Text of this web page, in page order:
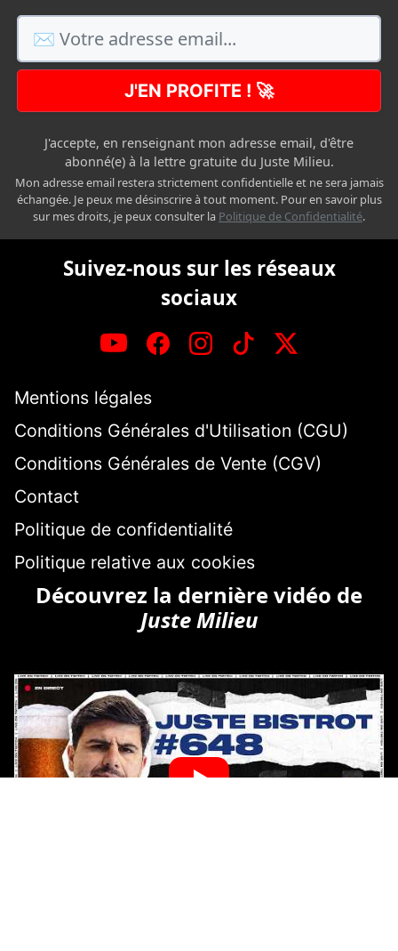
J'EN PROFITE ! 🚀
J'accepte, en renseignant mon adresse email, d'être
abonné(e) à la lettre gratuite du Juste Milieu.
Mon adresse email restera strictement confidentielle et ne sera jamais
échangée. Je peux me désinscrire à tout moment. Pour en savoir plus
sur mes droits, je peux consulter la Politique de Confidentialité.
Suivez-nous sur les réseaux
sociaux
Mentions légales
Conditions Générales d'Utilisation (CGU)
Conditions Générales de Vente (CGV)
Contact
Politique de confidentialité
Politique relative aux cookies
Découvrez la dernière vidéo de
Juste Milieu